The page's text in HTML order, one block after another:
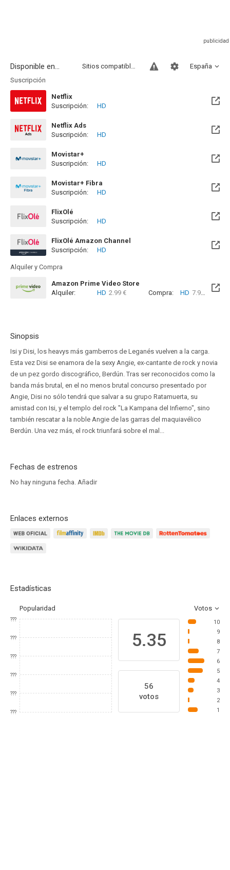
Disponible en... España
Sitios compatibles
Suscripción
Netflix
Suscripción:
HD
Netflix Ads
Suscripción:
HD
Movistar+
Disponible hasta el Mié, 30 Jun 2027 (Quedan 10 meses)
Suscripción: HD
Movistar+ Fibra
Disponible hasta el Mié, 30 Jun 2027 (Quedan 10 meses)
Suscripción: HD
FlixOlé
Suscripción:
HD
FlixOlé Amazon Channel
Suscripción:
HD
Alquiler y Compra
Amazon Prime Video Store
Alquiler:
HD 2.99 € Compra: HD 7.99 €
Sinopsis
Isi y Disi, los heavys más gamberros de Leganés vuelven a la carga.
Esta vez Disi se enamora de la sexy Angie, ex-cantante de rock y novia
de un pez gordo discográfico, Berdún. Tras ser reconocidos como la
banda más brutal, en el no menos brutal concurso presentado por
Angie, Disi no sólo tendrá que salvar a su grupo Ratamuerta, su
amistad con Isi, y el templo del rock "La Kampana del Infierno", sino
también rescatar a la noble Angie de las garras del maquiavélico
Berdún. Una vez más, el rock triunfará sobre el mal...
Fechas de estrenos
No hay ninguna fecha. Añadir
Enlaces externos
Estadísticas
Popularidad Votos
???
???
???
???
???
???
5.35
56
votos
10
9
8
7
6
5
4
3
2
1